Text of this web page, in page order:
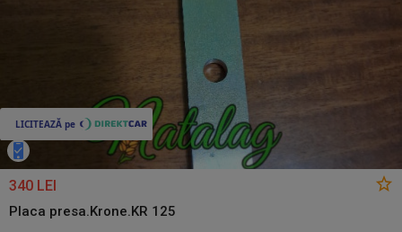
340 LEI
Placa presa.Krone.KR 125